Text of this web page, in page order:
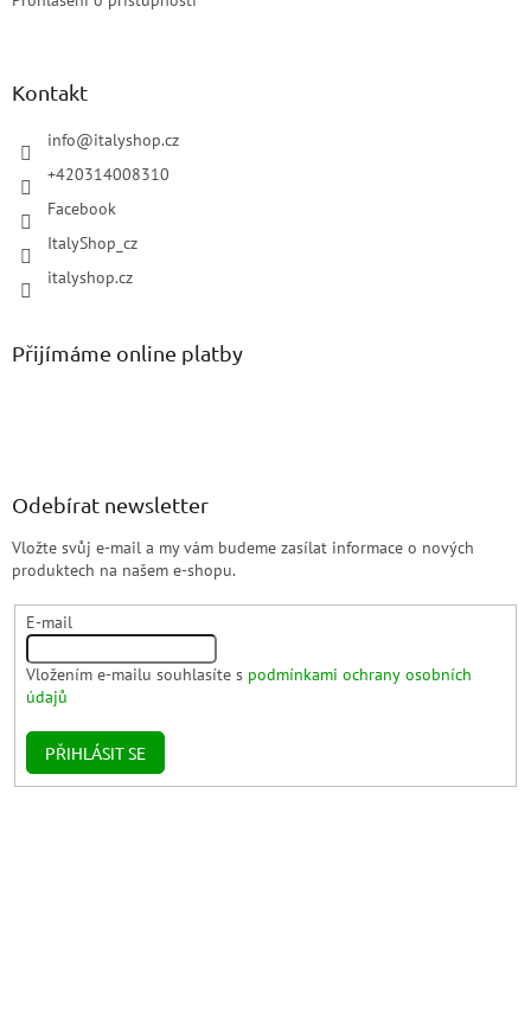
Kontakt
info@italyshop.cz
+420314008310
Facebook
ItalyShop_cz
italyshop.cz
Přijímáme online platby
Odebírat newsletter
Vložte svůj e-mail a my vám budeme zasílat informace o nových
produktech na našem e-shopu.
E-mail
Vložením e-mailu souhlasíte s podmínkami ochrany osobních
údajů
PŘIHLÁSIT SE